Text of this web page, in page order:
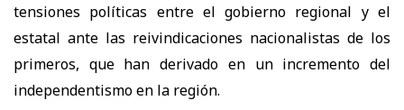
tensiones políticas entre el gobierno regional y el
estatal ante las reivindicaciones nacionalistas de los
primeros, que han derivado en un incremento del
independentismo en la región.